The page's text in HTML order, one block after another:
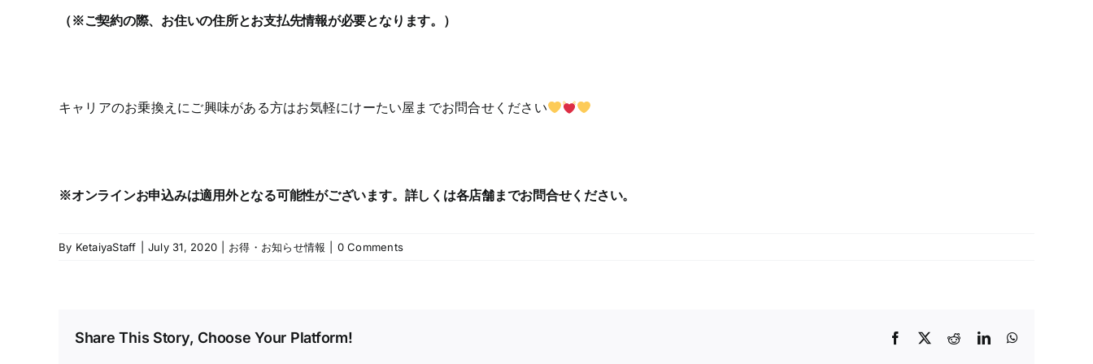
（※ご契約の際、お住いの住所とお支払先情報が必要となります。）
キャリアのお乗換えにご興味がある方はお気軽にけーたい屋までお問合せください
※オンラインお申込みは適用外となる可能性がございます。詳しくは各店舗までお問合せください。
By KetaiyaStaff July 31, 2020 お得・お知らせ情報 0 Comments
Share This Story, Choose Your Platform! Facebook RedditLinkedIn